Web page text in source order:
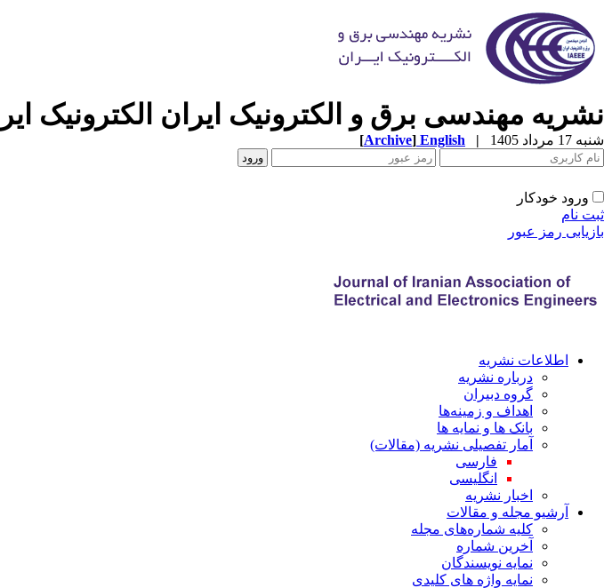
نشریه مهندسی برق و الکترونیک ایران الکترونیک
شنبه 17 مرداد 1405 |
English
[Archive]
ورود خودکار
ثبت نام
بازیابی رمز عبور
اطلاعات نشریه
درباره نشریه
گروه دبیران
اهداف و زمینه‌ها
بانک ها و نمایه ها
آمار تفصیلی نشریه (مقالات)
فارسی
انگلیسی
اخبار نشریه
آرشیو مجله و مقالات
کلیه شماره‌های مجله
آخرین شماره
نمایه نویسندگان
نمایه واژه های کلیدی